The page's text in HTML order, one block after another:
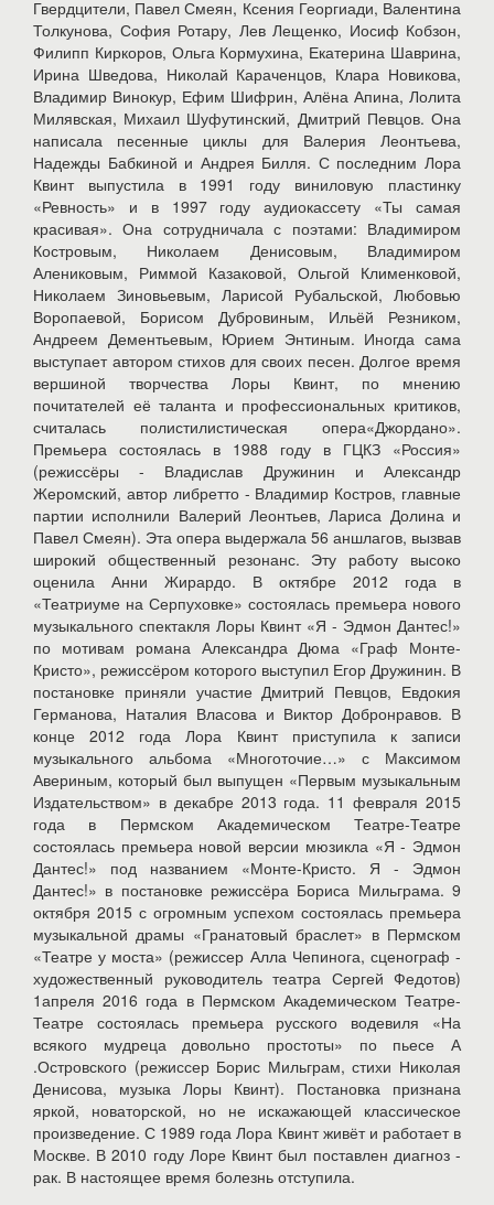
Гвердцители, Павел Смеян, Ксения Георгиади, Валентина
Толкунова, София Ротару, Лев Лещенко, Иосиф Кобзон,
Филипп Киркоров, Ольга Кормухина, Екатерина Шаврина,
Ирина Шведова, Николай Караченцов, Клара Новикова,
Владимир Винокур, Ефим Шифрин, Алёна Апина, Лолита
Милявская, Михаил Шуфутинский, Дмитрий Певцов. Она
написала песенные циклы для Валерия Леонтьева,
Надежды Бабкиной и Андрея Билля. С последним Лора
Квинт выпустила в 1991 году виниловую пластинку
«Ревность» и в 1997 году аудиокассету «Ты самая
красивая». Она сотрудничала с поэтами: Владимиром
Костровым, Николаем Денисовым, Владимиром
Алениковым, Риммой Казаковой, Ольгой Клименковой,
Николаем Зиновьевым, Ларисой Рубальской, Любовью
Воропаевой, Борисом Дубровиным, Ильёй Резником,
Андреем Дементьевым, Юрием Энтиным. Иногда сама
выступает автором стихов для своих песен. Долгое время
вершиной творчества Лоры Квинт, по мнению
почитателей её таланта и профессиональных критиков,
считалась полистилистическая опера«Джордано».
Премьера состоялась в 1988 году в ГЦКЗ «Россия»
(режиссёры - Владислав Дружинин и Александр
Жеромский, автор либретто - Владимир Костров, главные
партии исполнили Валерий Леонтьев, Лариса Долина и
Павел Смеян). Эта опера выдержала 56 аншлагов, вызвав
широкий общественный резонанс. Эту работу высоко
оценила Анни Жирардо. В октябре 2012 года в
«Театриуме на Серпуховке» состоялась премьера нового
музыкального спектакля Лоры Квинт «Я - Эдмон Дантес!»
по мотивам романа Александра Дюма «Граф Монте-
Кристо», режиссёром которого выступил Егор Дружинин. В
постановке приняли участие Дмитрий Певцов, Евдокия
Германова, Наталия Власова и Виктор Добронравов. В
конце 2012 года Лора Квинт приступила к записи
музыкального альбома «Многоточие…» с Максимом
Авериным, который был выпущен «Первым музыкальным
Издательством» в декабре 2013 года. 11 февраля 2015
года в Пермском Академическом Театре-Театре
состоялась премьера новой версии мюзикла «Я - Эдмон
Дантес!» под названием «Монте-Кристо. Я - Эдмон
Дантес!» в постановке режиссёра Бориса Мильграма. 9
октября 2015 с огромным успехом состоялась премьера
музыкальной драмы «Гранатовый браслет» в Пермском
«Театре у моста» (режиссер Алла Чепинога, сценограф -
художественный руководитель театра Сергей Федотов)
1апреля 2016 года в Пермском Академическом Театре-
Театре состоялась премьера русского водевиля «На
всякого мудреца довольно простоты» по пьесе А
.Островского (режиссер Борис Мильграм, стихи Николая
Денисова, музыка Лоры Квинт). Постановка признана
яркой, новаторской, но не искажающей классическое
произведение. С 1989 года Лора Квинт живёт и работает в
Москве. В 2010 году Лоре Квинт был поставлен диагноз -
рак. В настоящее время болезнь отступила.